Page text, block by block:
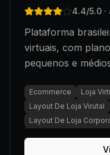
4.4/5.0
Plataforma
virtuais, com
pequenos e
Ecommerce Loja
Layout De Loja Virutal
Layout De Loja